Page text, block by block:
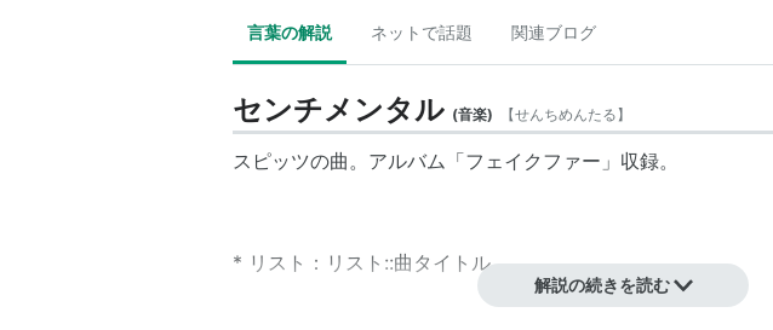
言葉の解説 ネットで話題 関連ブログ
センチメンタル (音楽) 【せんちめんたる】
スピッツの曲。アルバム「フェイクファー」収録。
* リスト ： リスト::曲タイトル
解説の続きを読む